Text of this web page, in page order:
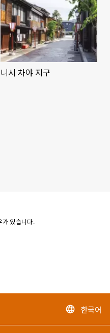
니시 차야 지구
가 있습니다.
language 한국어